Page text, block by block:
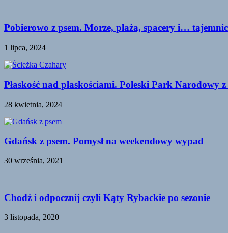
Pobierowo z psem. Morze, plaża, spacery i…
1 lipca, 2024
Płaskość nad płaskościami. Poleski Park Narodowy z
28 kwietnia, 2024
Gdańsk z psem. Pomysł na weekendowy wypad
30 września, 2021
Chodź i odpocznij czyli Kąty Rybackie po sezonie
3 listopada, 2020